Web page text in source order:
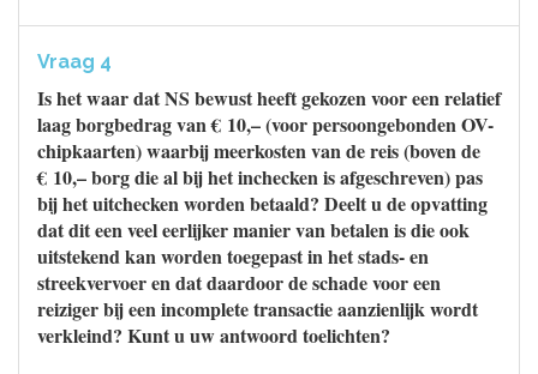
Vraag 4
Is het waar dat NS bewust heeft gekozen voor een relatief
laag borgbedrag van € 10,– (voor persoongebonden OV-
chipkaarten) waarbij meerkosten van de reis (boven de
€ 10,– borg die al bij het inchecken is afgeschreven) pas
bij het uitchecken worden betaald? Deelt u de opvatting
dat dit een veel eerlijker manier van betalen is die ook
uitstekend kan worden toegepast in het stads- en
streekvervoer en dat daardoor de schade voor een
reiziger bij een incomplete transactie aanzienlijk wordt
verkleind? Kunt u uw antwoord toelichten?